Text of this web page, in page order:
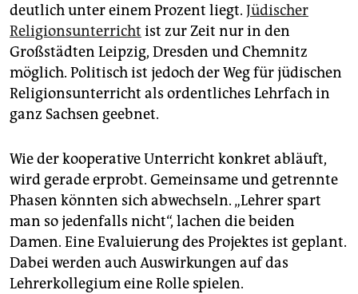
deutlich unter einem Prozent liegt. Jüdischer
Religionsunterricht ist zur Zeit nur in den
Großstädten Leipzig, Dresden und Chemnitz
möglich. Politisch ist jedoch der Weg für jüdischen
Religionsunterricht als ordentliches Lehrfach in
ganz Sachsen geebnet.
Wie der kooperative Unterricht konkret abläuft,
wird gerade erprobt. Gemeinsame und getrennte
Phasen könnten sich abwechseln. „Lehrer spart
man so jedenfalls nicht“, lachen die beiden
Damen. Eine Evaluierung des Projektes ist geplant.
Dabei werden auch Auswirkungen auf das
Lehrerkollegium eine Rolle spielen.